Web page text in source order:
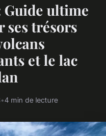
Guide ultime
ses trésors
et le lac
•4 min de lecture